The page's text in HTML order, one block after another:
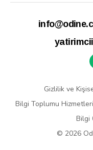
Gizlilik ve
Bilgi Toplumu Hizmetleri
Bilgi
© 2026